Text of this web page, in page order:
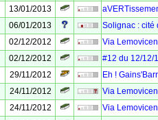
13/01/2013
06/01/2013
Solignac : cité
02/12/2012
Via
02/12/2012
#12 du 12/12/
29/11/2012
Eh !
24/11/2012
Via
24/11/2012
Via